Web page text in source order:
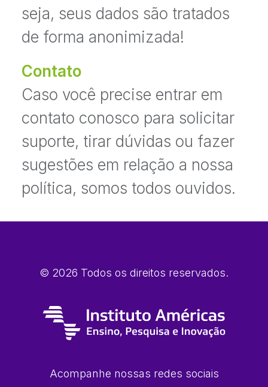
seja, seus dados são tratados
de forma anonimizada!
Contato
Caso você precise entrar em
contato conosco para solicitar
suporte, tirar dúvidas ou fazer
sugestões em relação a nossa
política, somos todos ouvidos.
© 2026 Todos os direitos reservados.
Acompanhe nossas redes sociais